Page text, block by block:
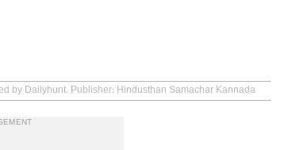
by Dailyhunt. Publisher: Hindusthan Samachar Kannada